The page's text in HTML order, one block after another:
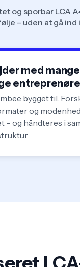
og sporbar LCA
– uden at gå
med mange
bygget til.
og
– og håndteres i